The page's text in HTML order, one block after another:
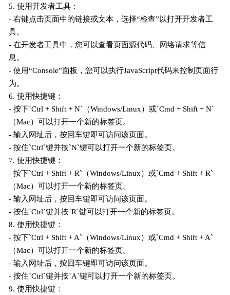
5. 使用开发者工具：
- 右键点击页面中的链接或文本，选择“检查”以打开开发者工
具。
- 在开发者工具中，您可以查看页面源代码、网络请求等信
息。
- 使用“Console”面板，您可以执行JavaScript代码来控制页面行
为。
6. 使用快捷键：
- 按下`Ctrl + Shift + N`（Windows/Linux）或`Cmd + Shift + N`
（Mac）可以打开一个新的标签页。
- 输入网址后，按回车键即可访问该页面。
- 按住`Ctrl`键并按`N`键可以打开一个新的标签页。
7. 使用快捷键：
- 按下`Ctrl + Shift + R`（Windows/Linux）或`Cmd + Shift + R`
（Mac）可以打开一个新的标签页。
- 输入网址后，按回车键即可访问该页面。
- 按住`Ctrl`键并按`R`键可以打开一个新的标签页。
8. 使用快捷键：
- 按下`Ctrl + Shift + A`（Windows/Linux）或`Cmd + Shift + A`
（Mac）可以打开一个新的标签页。
- 输入网址后，按回车键即可访问该页面。
- 按住`Ctrl`键并按`A`键可以打开一个新的标签页。
9. 使用快捷键：